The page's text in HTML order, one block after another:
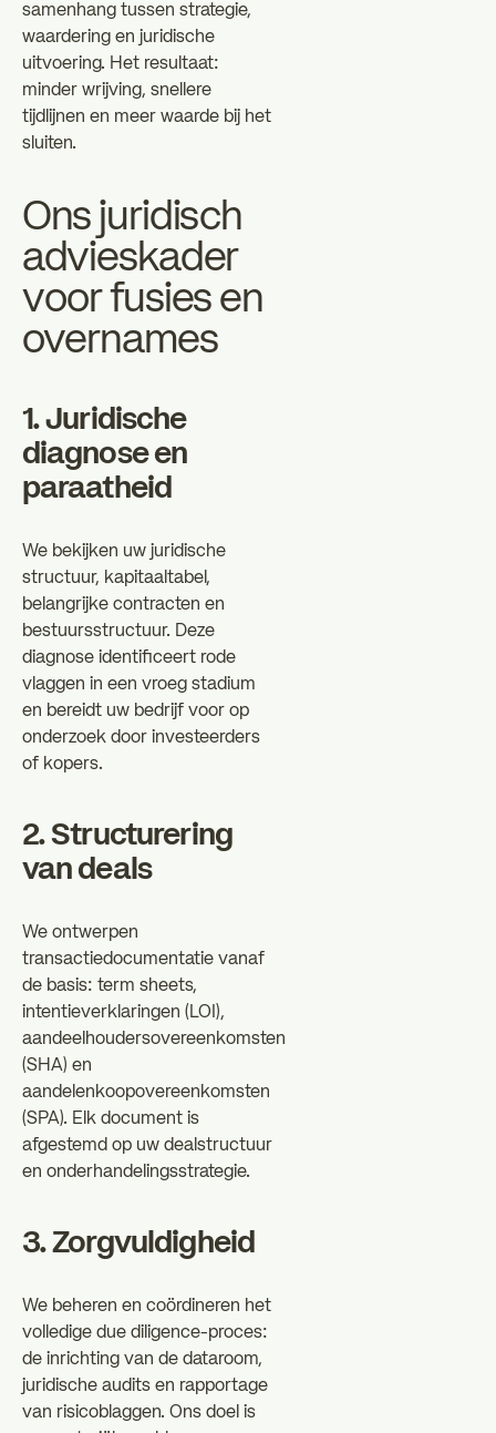
samenhang tussen strategie,
waardering en juridische
uitvoering. Het resultaat:
minder wrijving, snellere
tijdlijnen en meer waarde bij het
sluiten.
Ons juridisch
advieskader
voor fusies en
overnames
1. Juridische
diagnose en
paraatheid
We bekijken uw juridische
structuur, kapitaaltabel,
belangrijke contracten en
bestuursstructuur. Deze
diagnose identificeert rode
vlaggen in een vroeg stadium
en bereidt uw bedrijf voor op
onderzoek door investeerders
of kopers.
2. Structurering
van deals
We ontwerpen
transactiedocumentatie vanaf
de basis: term sheets,
intentieverklaringen (LOI),
aandeelhoudersovereenkomsten
(SHA) en
aandelenkoopovereenkomsten
(SPA). Elk document is
afgestemd op uw dealstructuur
en onderhandelingsstrategie.
3. Zorgvuldigheid
We beheren en coördineren het
volledige due diligence-proces:
de inrichting van de dataroom,
juridische audits en rapportage
van risicoblaggen. Ons doel is